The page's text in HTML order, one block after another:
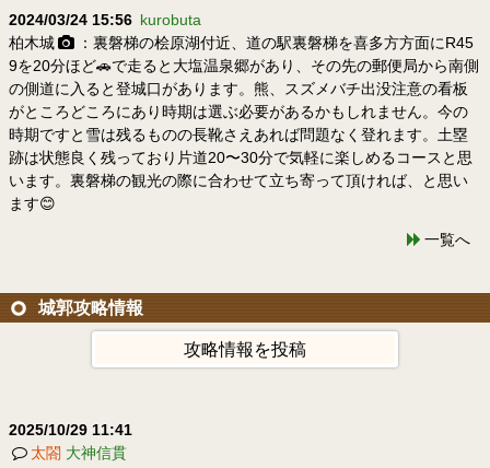
2024/03/24 15:56 kurobuta
柏木城
：裏磐梯の桧原湖付近、道の駅裏磐梯を喜多方方面にR45
9を20分ほど🚗で走ると大塩温泉郷があり、その先の郵便局から南側
の側道に入ると登城口があります。熊、スズメバチ出没注意の看板
がところどころにあり時期は選ぶ必要があるかもしれません。今の
時期ですと雪は残るものの長靴さえあれば問題なく登れます。土塁
跡は状態良く残っており片道20〜30分で気軽に楽しめるコースと思
います。裏磐梯の観光の際に合わせて立ち寄って頂ければ、と思い
ます😊
一覧へ
城郭攻略情報
攻略情報を投稿
2025/10/29 11:41
太閤 大神信貫